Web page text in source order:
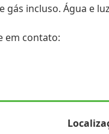
incluso. Água e
em contato: